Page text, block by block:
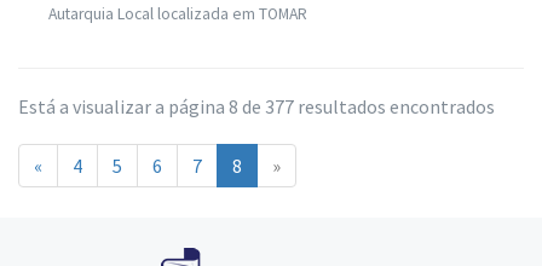
Autarquia Local localizada em TOMAR
Está a visualizar a página 8 de 377 resultados encontrados
« 4 5 6 7 8 »